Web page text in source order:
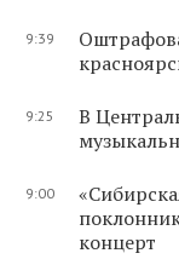
9:39
9:25
В
9:00
концерт